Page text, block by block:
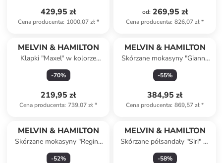
429,95 zł
Cena producenta: 1000,07 zł*
od: 269,95 zł
Cena producenta: 826,07 zł*
MELVIN & HAMILTON
Klapki "Maxel" w kolorze
brązowym
-70%
219,95 zł
Cena producenta: 739,07 zł*
MELVIN & HAMILTON
Skórzane mokasyny "Gianna
3" w kolorze granatowym
-55%
384,95 zł
Cena producenta: 869,57 zł*
MELVIN & HAMILTON
Skórzane mokasyny "Regine
22" w kolorze czarnym
-52%
MELVIN & HAMILTON
Skórzane półsandały "Siri" w
kolorze jasnobrązowym
-58%